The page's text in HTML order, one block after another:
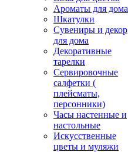
Ароматы для дома
Шкатулки
Сувениры и декор
для дома
Декоративные
тарелки
Сервировочные
салфетки (
плейсматы,
персонники)
Часы настенные и
настольные
Искусственные
цветы и муляжи